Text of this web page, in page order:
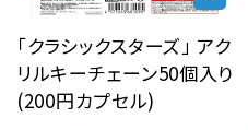
「クラシックスターズ」 アク
リルキーチェーン50個入り
(200円カプセル)